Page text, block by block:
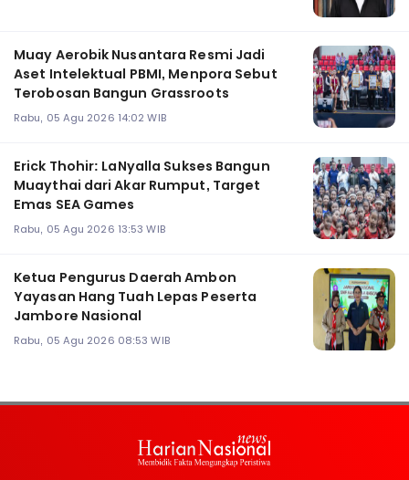
Muay Aerobik Nusantara Resmi Jadi
Aset Intelektual PBMI, Menpora Sebut
Terobosan Bangun Grassroots
Rabu, 05 Agu 2026 14:02 WIB
Erick Thohir: LaNyalla Sukses Bangun
Muaythai dari Akar Rumput, Target
Emas SEA Games
Rabu, 05 Agu 2026 13:53 WIB
Ketua Pengurus Daerah Ambon
Yayasan Hang Tuah Lepas Peserta
Jambore Nasional
Rabu, 05 Agu 2026 08:53 WIB